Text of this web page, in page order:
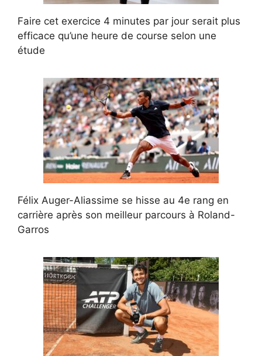
Faire cet exercice 4 minutes par jour serait plus
efficace qu’une heure de course selon une
étude
Félix Auger-Aliassime se hisse au 4e rang en
carrière après son meilleur parcours à Roland-
Garros